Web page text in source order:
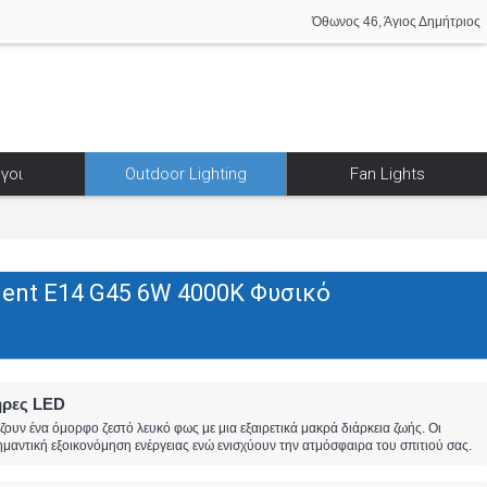
Όθωνος 46, Άγιος Δημήτριος
Outdoor Lighting Fan Lights
Ε14 G45 6W 4000K Φυσικό
LED
ένα όμορφο ζεστό λευκό φως με μια εξαιρετικά μακρά διάρκεια ζωής. Οι
εξοικονόμηση ενέργειας ενώ ενισχύουν την ατμόσφαιρα του σπιτιού σας.